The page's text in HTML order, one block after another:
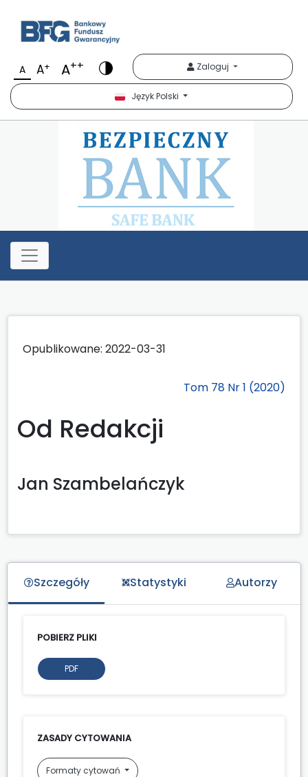
Bezpieczny Bank
A A+ A++ Zaloguj
Język Polski
Opublikowane: 2022-03-31
Tom 78 Nr 1 (2020)
Od Redakcji
Jan Szambelańczyk
Szczegóły Statystyki Autorzy
POBIERZ PLIKI
PDF
ZASADY CYTOWANIA
Formaty cytowań